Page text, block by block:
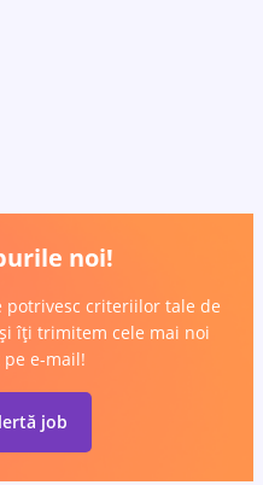
noi!
potrivesc criteriilor tale de
îți trimitem cele mai noi
e-mail!
job